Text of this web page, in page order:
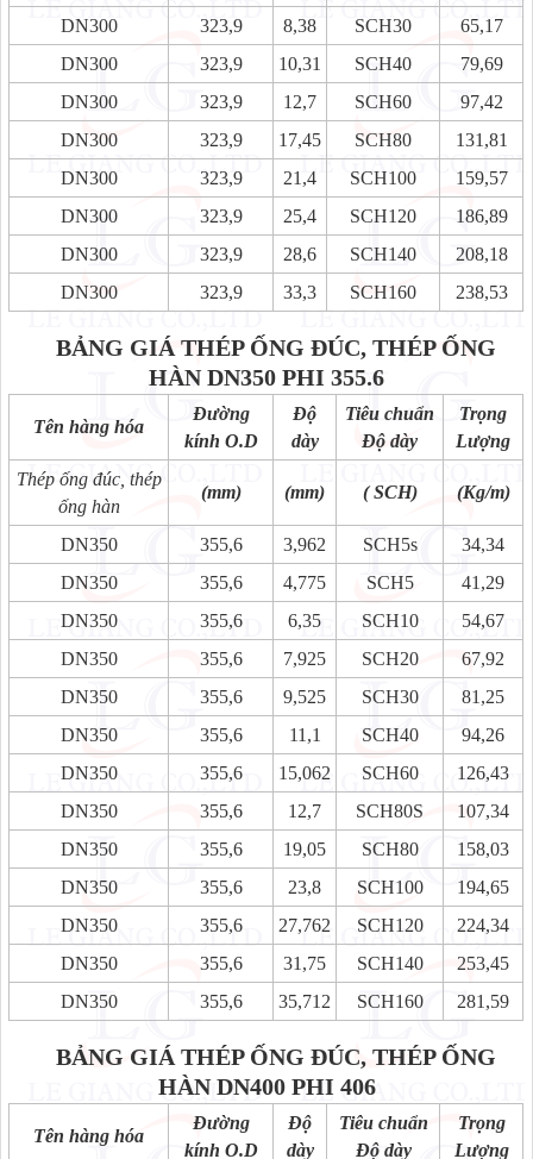
DN300
323,9 8,38 SCH30
65,17
DN300
323,9 10,31 SCH40
79,69
DN300
323,9 12,7 SCH60
97,42
DN300
323,9 17,45 SCH80
131,81
DN300
323,9 21,4 SCH100
159,57
DN300
323,9 25,4 SCH120
186,89
DN300
323,9 28,6 SCH140
208,18
DN300
323,9 33,3 SCH160 238,53
BẢNG GIÁ THÉP ỐNG ĐÚC, THÉP ỐNG
HÀN DN350 PHI 355.6
Tên hàng hóa
Đường
kính O.D
Độ
dày
Tiêu chuẩn
Độ dày
Trọng
Lượng
Thép ống đúc, thép
ống hàn
(mm) (mm) ( SCH) (Kg/m)
DN350 355,6 3,962 SCH5s
34,34
DN350
355,6 4,775 SCH5
41,29
DN350
355,6 6,35 SCH10
54,67
DN350
355,6 7,925 SCH20
67,92
DN350
355,6 9,525 SCH30
81,25
DN350
355,6 11,1 SCH40
94,26
DN350
355,6 15,062 SCH60
126,43
DN350
355,6 12,7 SCH80S
107,34
DN350
355,6 19,05 SCH80
158,03
DN350
355,6 23,8 SCH100
194,65
DN350
355,6 27,762 SCH120
224,34
DN350
355,6 31,75 SCH140
253,45
DN350
355,6 35,712 SCH160 281,59
BẢNG GIÁ THÉP ỐNG ĐÚC, THÉP ỐNG
HÀN DN400 PHI 406
Tên hàng hóa
Đường
kính O.D
Độ
dày
Tiêu chuẩn
Độ dày
Trọng
Lượng